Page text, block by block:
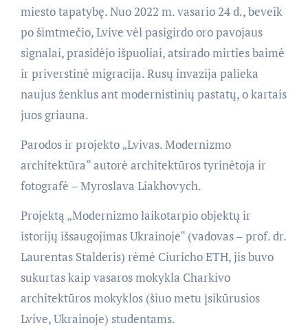
miesto tapatybę. Nuo 2022 m. vasario 24 d., beveik
po šimtmečio, Lvive vėl pasigirdo oro pavojaus
signalai, prasidėjo išpuoliai, atsirado mirties baimė
ir priverstinė migracija. Rusų invazija palieka
naujus ženklus ant modernistinių pastatų, o kartais
juos griauna.
Parodos ir projekto „Lvivas. Modernizmo
architektūra“ autorė architektūros tyrinėtoja ir
fotografė – Myroslava Liakhovych.
Projektą „Modernizmo laikotarpio objektų ir
istorijų išsaugojimas Ukrainoje“ (vadovas – prof. dr.
Laurentas Stalderis) rėmė Ciuricho ETH, jis buvo
sukurtas kaip vasaros mokykla Charkivo
architektūros mokyklos (šiuo metu įsikūrusios
Lvive, Ukrainoje) studentams.